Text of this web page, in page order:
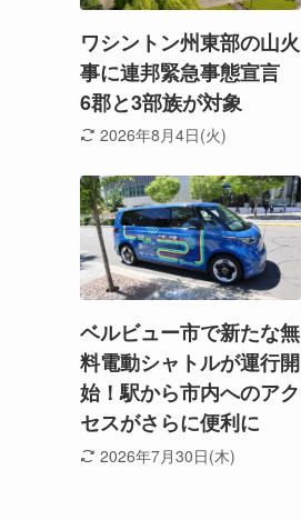
ワシントン州東部の山火
事に連邦緊急事態宣言
6郡と3部族が対象
2026年8月4日(火)
ベルビュー市で新たな無
料電動シャトルが運行開
始！駅から市内へのアク
セスがさらに便利に
2026年7月30日(木)